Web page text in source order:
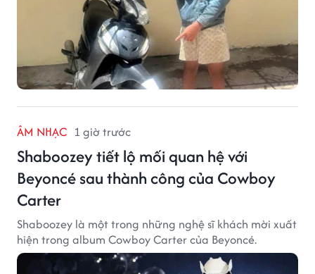
ÂM NHẠC 1 giờ trước
Shaboozey tiết lộ mối quan hệ với
Beyoncé sau thành công của Cowboy
Carter
Shaboozey là một trong những nghệ sĩ khách mời xuất
hiện trong album Cowboy Carter của Beyoncé.